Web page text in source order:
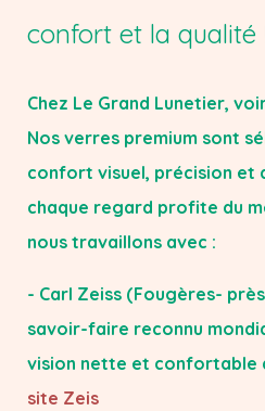
confort et la qualité
Chez Le Grand Lunetier,
Nos verres premium sont
confort visuel, précision et
chaque regard profite du
nous travaillons avec :
-​ Carl Zeiss (Fougères-
savoir-faire reconnu
vision nette et confortable
site Zeis